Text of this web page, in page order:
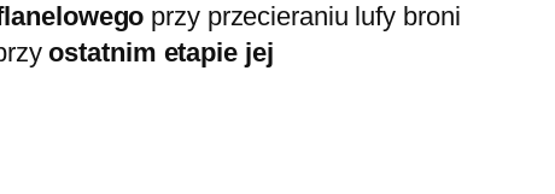
przy przecieraniu lufy broni
ostatnim etapie jej